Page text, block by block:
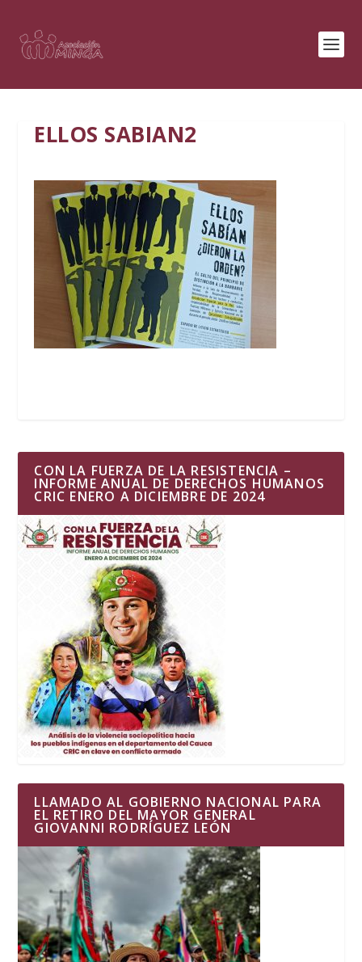
ELLOS SABIAN2
CON LA FUERZA DE LA RESISTENCIA –
INFORME ANUAL DE DERECHOS HUMANOS
CRIC ENERO A DICIEMBRE DE 2024
LLAMADO AL GOBIERNO NACIONAL PARA
EL RETIRO DEL MAYOR GENERAL
GIOVANNI RODRÍGUEZ LEÓN